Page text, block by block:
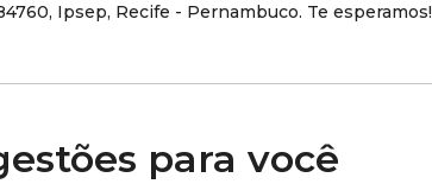
Ipsep, Recife - Pernambuco. Te esperamos!
para você